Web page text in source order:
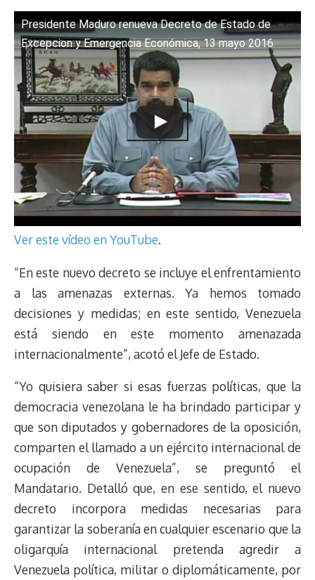
Presidente Maduro renueva Decreto de Estado de
Excepcion y Emergencia Económica, 13 mayo 2016
Ver este vídeo en YouTube.
“En este nuevo decreto se incluye el enfrentamiento
a las amenazas externas. Ya hemos tomado
decisiones y medidas; en este sentido, Venezuela
está siendo en este momento amenazada
internacionalmente”, acotó el Jefe de Estado.
“Yo quisiera saber si esas fuerzas políticas, que la
democracia venezolana le ha brindado participar y
que son diputados y gobernadores de la oposición,
comparten el llamado a un ejército internacional de
ocupación de Venezuela”, se preguntó el
Mandatario. Detalló que, en ese sentido, el nuevo
decreto incorpora medidas necesarias para
garantizar la soberanía en cualquier escenario que la
oligarquía internacional pretenda agredir a
Venezuela política, militar o diplomáticamente, por